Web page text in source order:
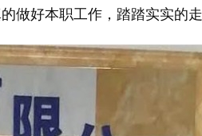
做好本职工作，踏踏实实的